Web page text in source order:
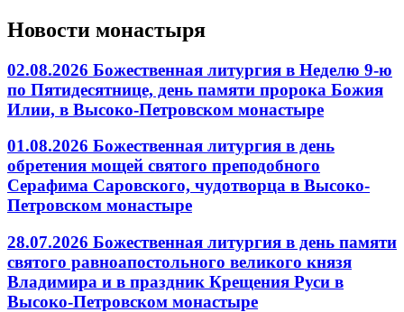
Новости монастыря
02.08.2026 Божественная литургия в Неделю 9-ю
по Пятидесятнице, день памяти пророка Божия
Илии, в Высоко-Петровском монастыре
01.08.2026 Божественная литургия в день
обретения мощей святого преподобного
Серафима Саровского, чудотворца в Высоко-
Петровском монастыре
28.07.2026 Божественная литургия в день памяти
святого равноапостольного великого князя
Владимира и в праздник Крещения Руси в
Высоко-Петровском монастыре